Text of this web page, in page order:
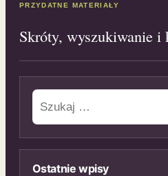
PRZYDATNE MATERIAŁY
Skróty, wyszukiwanie i
Szukaj:
Ostatnie wpisy